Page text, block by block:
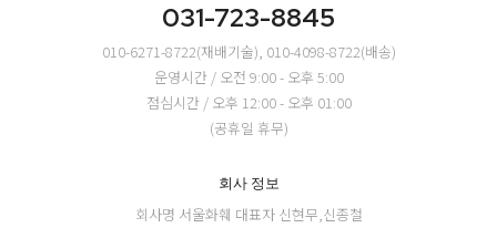
031-723-8845
010-6271-8722(재배기술), 010-4098-8722(배송)
운영시간 / 오전 9:00 - 오후 5:00
점심시간 / 오후 12:00 - 오후 01:00
(공휴일 휴무)
회사 정보
회사명 서울화훼 대표자 신현무,신종철